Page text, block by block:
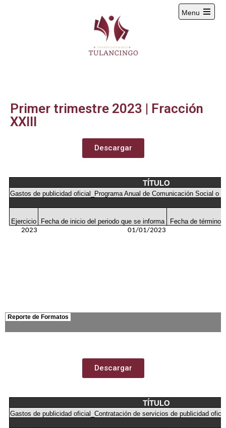
Menu
Primer trimestre 2023 | Fracción
XXIII
Descargar
Descargar